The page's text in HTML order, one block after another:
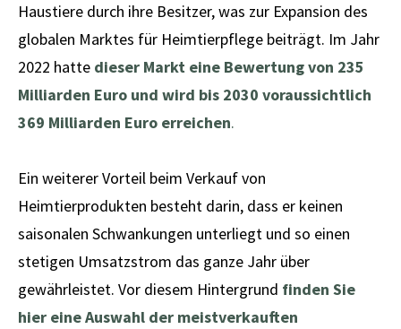
Haustiere durch ihre Besitzer, was zur Expansion des
globalen Marktes für Heimtierpflege beiträgt. Im Jahr
2022 hatte dieser Markt eine Bewertung von 235
Milliarden Euro und wird bis 2030 voraussichtlich
369 Milliarden Euro erreichen.
Ein weiterer Vorteil beim Verkauf von
Heimtierprodukten besteht darin, dass er keinen
saisonalen Schwankungen unterliegt und so einen
stetigen Umsatzstrom das ganze Jahr über
gewährleistet. Vor diesem Hintergrund finden Sie
hier eine Auswahl der meistverkauften